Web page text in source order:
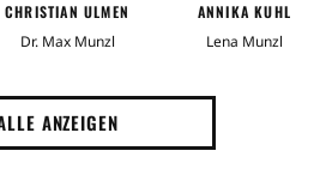
CHRISTIAN ULMEN
Dr. Max Munzl
ANNIKA KUHL
Lena Munzl
ANZEIGEN